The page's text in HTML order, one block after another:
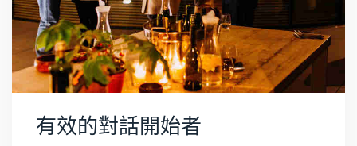
有效的對話開始者